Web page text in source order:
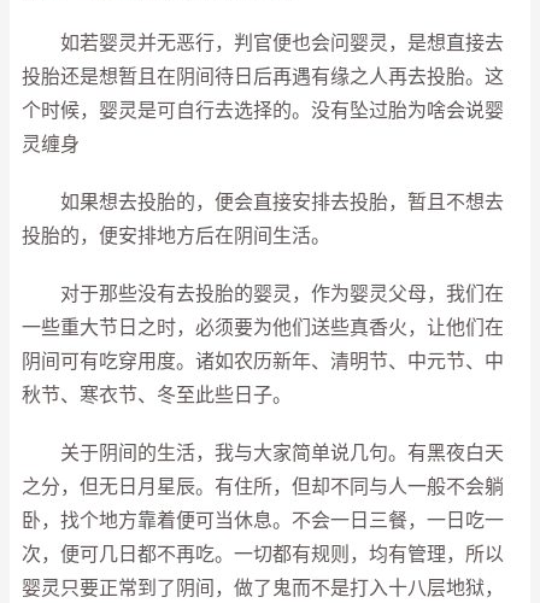
如若婴灵并无恶行，判官便也会问婴灵，是想直接去
投胎还是想暂且在阴间待日后再遇有缘之人再去投胎。这
个时候，婴灵是可自行去选择的。没有坠过胎为啥会说婴
灵缠身
如果想去投胎的，便会直接安排去投胎，暂且不想去
投胎的，便安排地方后在阴间生活。
对于那些没有去投胎的婴灵，作为婴灵父母，我们在
一些重大节日之时，必须要为他们送些真香火，让他们在
阴间可有吃穿用度。诸如农历新年、清明节、中元节、中
秋节、寒衣节、冬至此些日子。
关于阴间的生活，我与大家简单说几句。有黑夜白天
之分，但无日月星辰。有住所，但却不同与人一般不会躺
卧，找个地方靠着便可当休息。不会一日三餐，一日吃一
次，便可几日都不再吃。一切都有规则，均有管理，所以
婴灵只要正常到了阴间，做了鬼而不是打入十八层地狱，